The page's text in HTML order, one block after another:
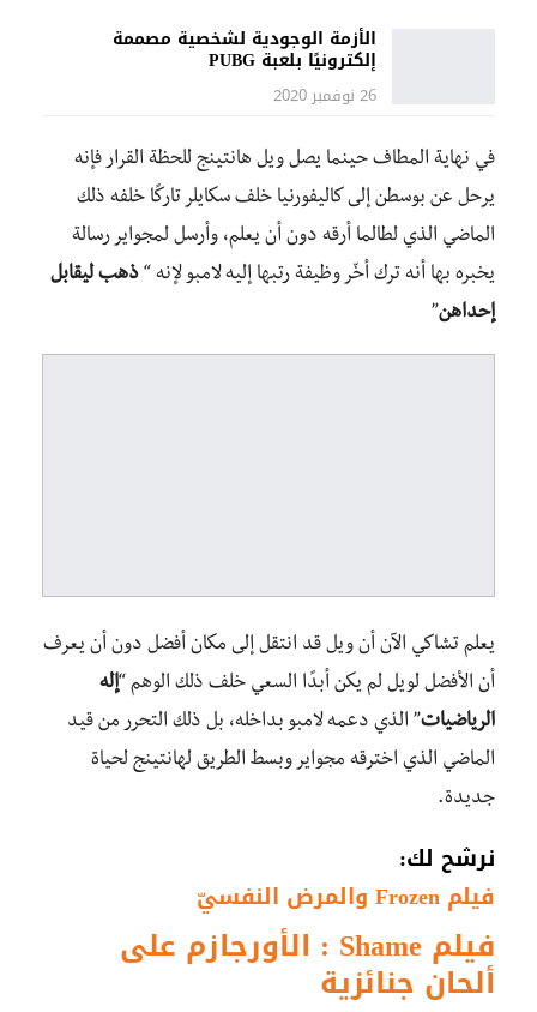
الأزمة الوجودية لشخصية مصممة
إلكترونيًا بلعبة PUBG
26 نوفمبر 2020
في نهاية المطاف حينما يصل ويل هانتينج للحظة القرار فإنه
يرحل عن بوسطن إلى كاليفورنيا خلف سكايلر تاركًا خلفه ذلك
الماضي الذي لطالما أرقه دون أن يعلم، وأرسل لمجواير رسالة
يخبره بها أنه ترك أخّر وظيفة رتبها إليه لامبو لإنه “ ذهب ليقابل
إحداهن”
يعلم تشاكي الآن أن ويل قد انتقل إلى مكان أفضل دون أن يعرف
أن الأفضل لويل لم يكن أبدًا السعي خلف ذلك الوهم “إله
الرياضيات” الذي دعمه لامبو بداخله، بل ذلك التحرر من قيد
الماضي الذي اخترقه مجواير وبسط الطريق لهانتينج لحياة
جديدة.
نرشح لك:
فيلم Frozen والمرض النفسيّ
فيلم Shame : الأورجازم على
ألحان جنائزية